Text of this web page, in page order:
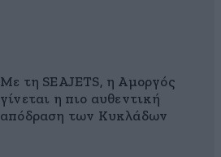
Με τη SEAJETS, η Αμοργός
γίνεται η πιο αυθεντική
απόδραση των Κυκλάδων